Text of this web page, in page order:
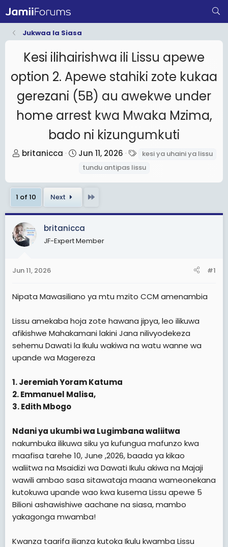
Jukwaa la Siasa
Kesi ilihairishwa ili Lissu apewe
option 2. Apewe stahiki zote kukaa
gerezani (5B) au awekwe under
home arrest kwa Mwaka Mzima,
bado ni kizungumkuti
T
e
a
d
s
t
t
r
britanicca
S
r
d
a
t
Jun 11, 2026
a
kesi ya uhaini ya lissu
tundu antipas lissu
1 of 10 Next
britanicca
JF-Expert Member
Jun 11, 2026 #1
Nipata Mawasiliano ya mtu mzito CCM amenambia
Lissu amekaba hoja zote hawana jipya, leo ilikuwa
afikishwe Mahakamani lakini Jana nilivyodekeza
sehemu Dawati la Ikulu wakiwa na watu wanne wa
upande wa Magereza
1. Jeremiah Yoram Katuma
2. Emmanuel Malisa,
3. Edith Mbogo
Ndani ya ukumbi wa Lugimbana waliitwa
nakumbuka ilikuwa siku ya kufungua mafunzo kwa
maafisa tarehe 10, June ,2026, baada ya kikao
waliitwa na Msaidizi wa Dawati Ikulu akiwa na Majaji
wawili ambao sasa sitawataja maana wameonekana
kutokuwa upande wao kwa kusema Lissu apewe 5
Bilioni ashawishiwe aachane na siasa, mambo
yakagonga mwamba!
Kwanza taarifa ilianza kutoka Ikulu kwamba Lissu